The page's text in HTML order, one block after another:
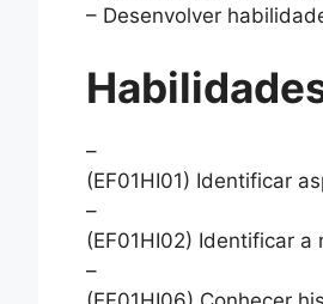
– Desenvolver
–
(EF01HI01) Identificar
–
(EF01HI02) Identificar
–